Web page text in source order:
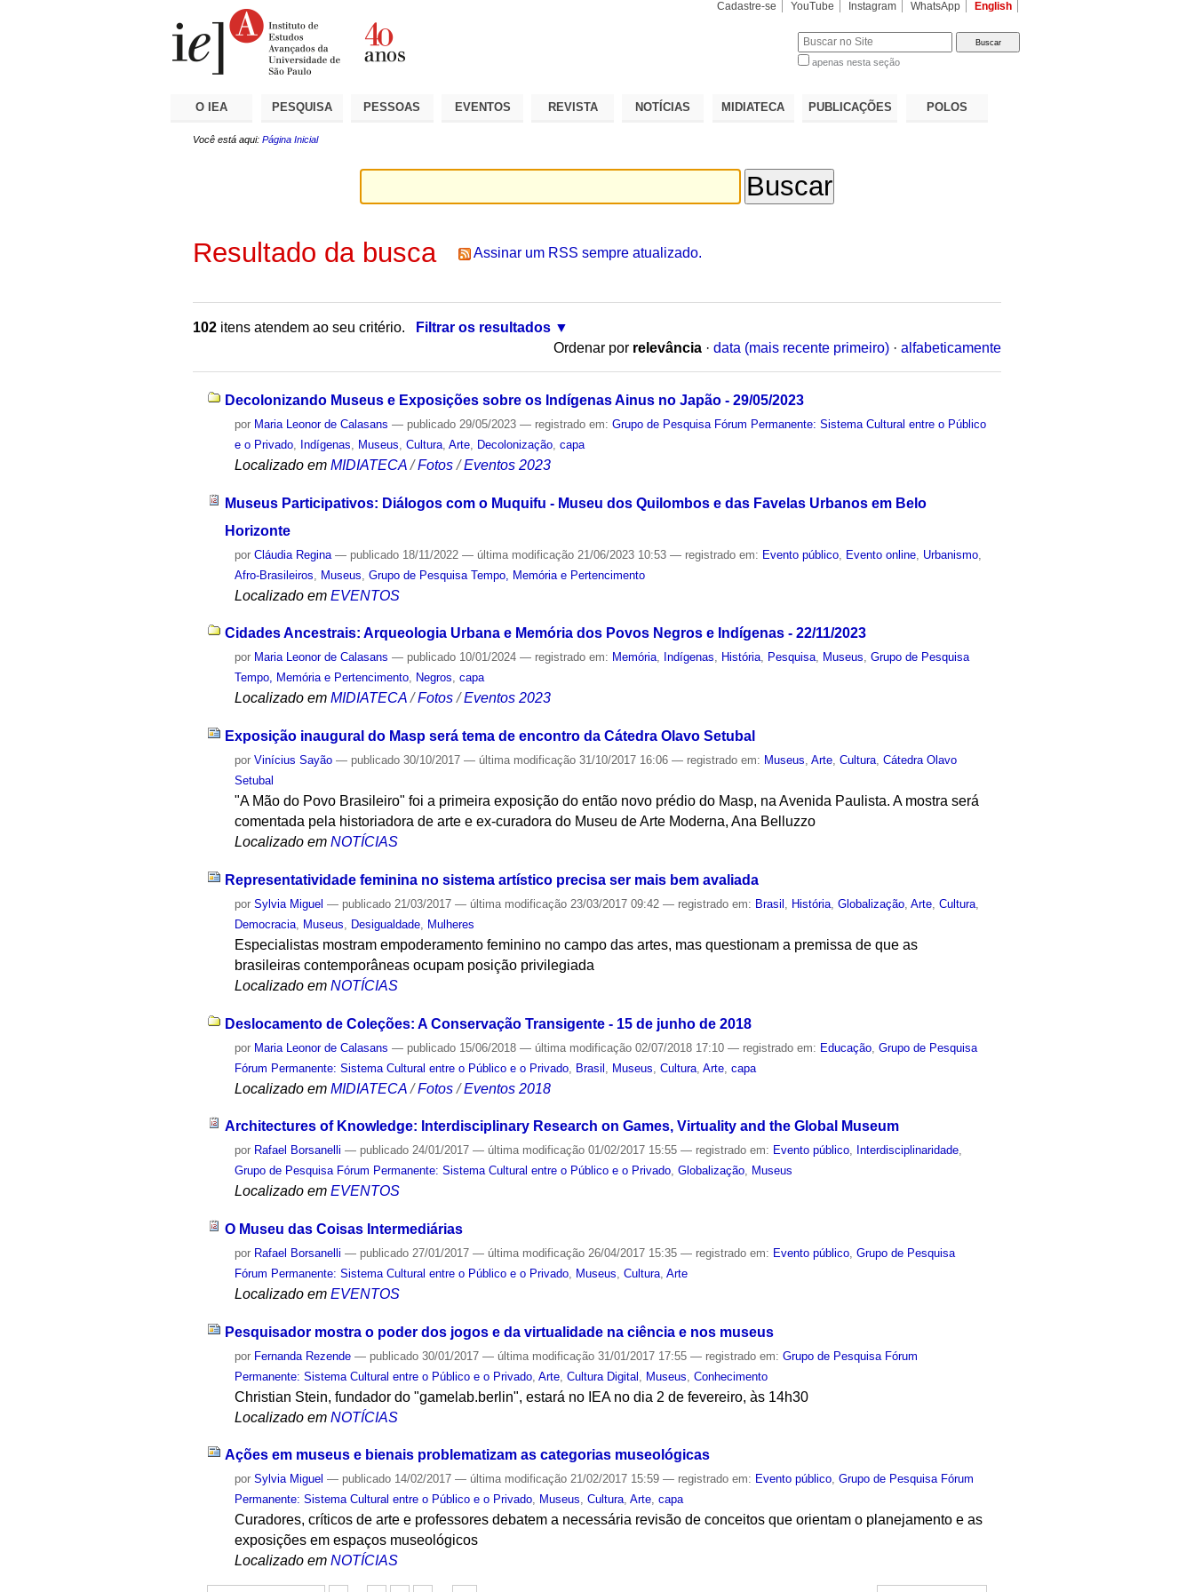
Cadastre-se YouTube Instagram WhatsApp English
apenas nesta seção
O IEA PESQUISA PESSOAS EVENTOS REVISTA NOTÍCIAS MIDIATECA PUBLICAÇÕES POLOS
Você está aqui: Página Inicial
Resultado da busca Assinar um RSS sempre atualizado.
102 itens atendem ao seu critério.
Filtrar os resultados
Ordenar por relevância · data (mais recente primeiro) · alfabeticamente
Decolonizando Museus e Exposições sobre os Indígenas Ainus no Japão - 29/05/2023
por Maria Leonor de Calasans — publicado 29/05/2023— registrado em:Grupo de Pesquisa Fórum Permanente: Sistema Cultural entre o Público
e o Privado
Indígenas Museus ,Cultura ,Arte Decolonização ,capa
Localizado em MIDIATECA /Fotos /Eventos 2023
Museus Participativos: Diálogos com o Muquifu - Museu dos Quilombos e das Favelas Urbanos em Belo
Horizonte
porCláudia Regina — publicado 18/11/2022— última modificação 21/06/2023 10:53— registrado em: Evento público Evento online Urbanismo
Afro-Brasileiros
Museus ,Grupo de Pesquisa Tempo, Memória e Pertencimento
Localizado em EVENTOS
Cidades Ancestrais: Arqueologia Urbana e Memória dos Povos Negros e Indígenas - 22/11/2023
por Maria Leonor de Calasans — publicado 10/01/2024— registrado em: Memória, Indígenas, História, Pesquisa, Museus,Grupo de Pesquisa
Tempo, Memória e Pertencimento, Negros,capa
Localizado em MIDIATECA /Fotos /Eventos 2023
Exposição inaugural do Masp será tema de encontro da Cátedra Olavo Setubal
porVinícius Sayão — publicado 30/10/2017— última modificação 31/10/2017 16:06— registrado em: Museus,Arte,Cultura,Cátedra Olavo
Setubal
"A Mão do Povo Brasileiro" foi a primeira exposição do então novo prédio do Masp, na Avenida Paulista. A mostra será
comentada pela historiadora de arte e ex-curadora do Museu de Arte Moderna, Ana Belluzzo
Localizado em NOTÍCIAS
Representatividade feminina no sistema artístico precisa ser mais bem avaliada
porSylvia Miguel — publicado 21/03/2017— última modificação 23/03/2017 09:42— registrado em: Brasil História ,Globalização ,Arte ,Cultura
Democracia
Museus Desigualdade Mulheres
Especialistas mostram empoderamento feminino no campo das artes, mas questionam a premissa de que as
brasileiras contemporâneas ocupam posição privilegiada
Localizado em NOTÍCIAS
Deslocamento de Coleções: A Conservação Transigente - 15 de junho de 2018
por Maria Leonor de Calasans — publicado 15/06/2018— última modificação 02/07/2018 17:10— registrado em: Educação ,Grupo de Pesquisa
Fórum Permanente: Sistema Cultural entre o Público e o Privado Brasil Museus ,Cultura ,Arte ,capa
Localizado em MIDIATECA /Fotos /Eventos 2018
Architectures of Knowledge: Interdisciplinary Research on Games, Virtuality and the Global Museum
por Rafael Borsanelli — publicado 24/01/2017— última modificação 01/02/2017 15:55— registrado em: Evento público, Interdisciplinaridade,
Grupo de Pesquisa Fórum Permanente: Sistema Cultural entre o Público e o Privado,Globalização, Museus
Localizado em EVENTOS
O Museu das Coisas Intermediárias
por Rafael Borsanelli — publicado 27/01/2017— última modificação 26/04/2017 15:35— registrado em: Evento público ,Grupo de Pesquisa
Fórum Permanente: Sistema Cultural entre o Público e o Privado
Museus ,Cultura ,Arte
Localizado em EVENTOS
Pesquisador mostra o poder dos jogos e da virtualidade na ciência e nos museus
por Fernanda Rezende — publicado 30/01/2017— última modificação 31/01/2017 17:55— registrado em:Grupo de Pesquisa Fórum
Permanente: Sistema Cultural entre o Público e o Privado ,Arte ,Cultura Digital Museus ,Conhecimento
Christian Stein, fundador do "gamelab.berlin", estará no IEA no dia 2 de fevereiro, às 14h30
Localizado em NOTÍCIAS
Ações em museus e bienais problematizam as categorias museológicas
porSylvia Miguel — publicado 14/02/2017— última modificação 21/02/2017 15:59— registrado em: Evento público,Grupo de Pesquisa Fórum
Permanente: Sistema Cultural entre o Público e o Privado, Museus,Cultura,Arte,capa
Curadores, críticos de arte e professores debatem a necessária revisão de conceitos que orientam o planejamento e as
exposições em espaços museológicos
Localizado em NOTÍCIAS